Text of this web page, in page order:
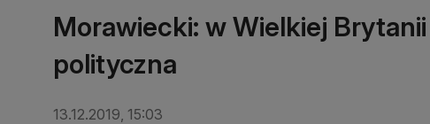
Morawiecki: w Wielkiej
polityczna
13.12.2019, 15:03